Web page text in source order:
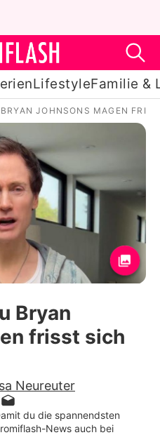
LifestyleFamilie &
Serien
& Liebe
Exklusiv
Promiflash
JOHNSONS MAGEN
Bryan
frisst sich
Neureuter
du die spannendsten
News auch bei